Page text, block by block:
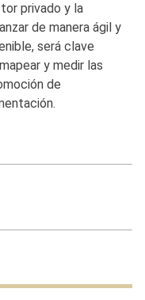
privado y la
de manera ágil y
será clave
y medir las
de